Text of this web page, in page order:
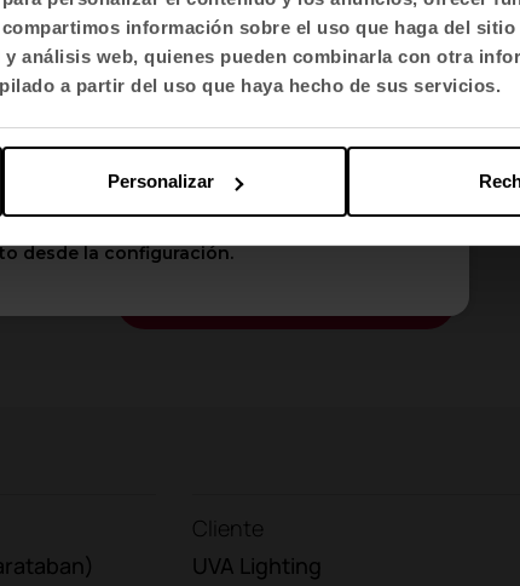
información sobre el uso que haga del
análisis web, quienes pueden combinarla con otra
a partir del uso que haya hecho de sus servicios.
Personalizar
que combina con el resto de mobiliario.
y clientes que visitan las oficinas,
puntuales conviven con otras más
Cliente
UVA Lighting
idioma
US
Aplicar
desde la configuración.